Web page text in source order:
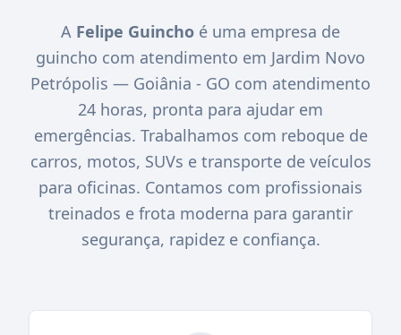
A Felipe Guincho é uma empresa de
guincho com atendimento em Jardim Novo
Petrópolis — Goiânia - GO com atendimento
24 horas, pronta para ajudar em
emergências. Trabalhamos com reboque de
carros, motos, SUVs e transporte de veículos
para oficinas. Contamos com profissionais
treinados e frota moderna para garantir
segurança, rapidez e confiança.